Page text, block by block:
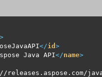
>
</id >
Java API</name>
releases.aspose.com/